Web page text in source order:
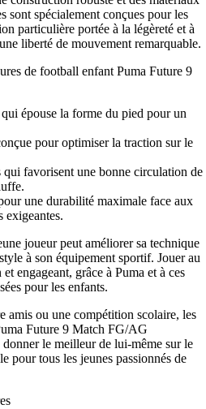
sont spécialement conçues pour les
particulière portée à la légèreté et à
liberté de mouvement remarquable.
de football enfant Puma Future 9
épouse la forme du pied pour un
pour optimiser la traction sur le
qui favorisent une bonne circulation de
une durabilité maximale face aux
exigeantes.
joueur peut améliorer sa technique
à son équipement sportif. Jouer au
engageant, grâce à Puma et à ces
pour les enfants.
amis ou une compétition scolaire, les
Future 9 Match FG/AG
le meilleur de lui-même sur le
pour tous les jeunes passionnés de